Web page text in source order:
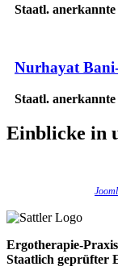
Staatl.
Nurhayat
Staatl.
Einblicke in
Ergotherapie-
Staatlich geprüfter